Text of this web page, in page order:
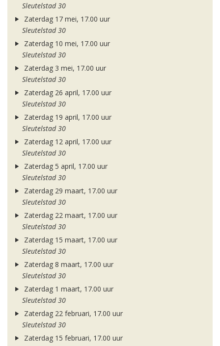
Sleutelstad 30
Zaterdag 17 mei, 17.00 uur
Sleutelstad 30
Zaterdag 10 mei, 17.00 uur
Sleutelstad 30
Zaterdag 3 mei, 17.00 uur
Sleutelstad 30
Zaterdag 26 april, 17.00 uur
Sleutelstad 30
Zaterdag 19 april, 17.00 uur
Sleutelstad 30
Zaterdag 12 april, 17.00 uur
Sleutelstad 30
Zaterdag 5 april, 17.00 uur
Sleutelstad 30
Zaterdag 29 maart, 17.00 uur
Sleutelstad 30
Zaterdag 22 maart, 17.00 uur
Sleutelstad 30
Zaterdag 15 maart, 17.00 uur
Sleutelstad 30
Zaterdag 8 maart, 17.00 uur
Sleutelstad 30
Zaterdag 1 maart, 17.00 uur
Sleutelstad 30
Zaterdag 22 februari, 17.00 uur
Sleutelstad 30
Zaterdag 15 februari, 17.00 uur